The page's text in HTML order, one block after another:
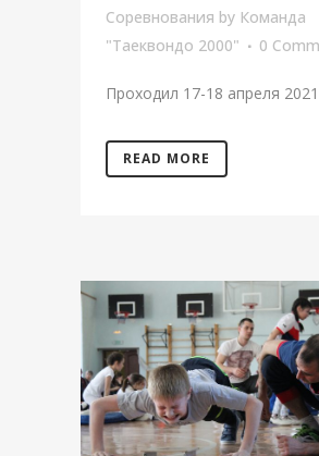
Соревнования by Команда
"Таеквондо 2000"
0
Проходил 17-18 апреля 2021
READ MORE